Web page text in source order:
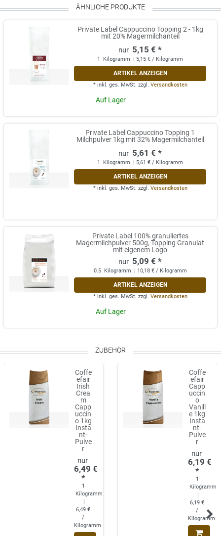
ÄHNLICHE PRODUKTE
Private Label Cappuccino Topping 2 - 1kg
mit 20% Magermilchanteil
5,15 € *
1 Kilogramm | 5,15 € / Kilogramm
ARTIKEL ANZEIGEN
* inkl. ges. MwSt. zzgl. Versandkosten
Auf Lager
Private Label Cappuccino Topping 1
Milchpulver 1kg mit 32% Magermilchanteil
5,61 € *
1 Kilogramm | 5,61 € / Kilogramm
ARTIKEL ANZEIGEN
* inkl. ges. MwSt. zzgl. Versandkosten
Private Label 100% granuliertes
Magermilchpulver 500g, Topping Granulat
mit eigenem Logo
5,09 € *
0.5 Kilogramm | 10,18 € / Kilogramm
ARTIKEL ANZEIGEN
* inkl. ges. MwSt. zzgl. Versandkosten
Auf Lager
ZUBEHÖR
Coffe
efair
Irish
Crea
m
Capp
uccin
o 1kg
Insta
nt-
Pulve
r
6,49 €
*
1
Kilogramm
|
6,49 €
/
Kilogramm
Coffe
efair
Capp
uccin
o
Vanill
e 1kg
Insta
nt-
Pulve
r
6,19 €
*
1
Kilogramm
|
6,19 €
/
Kilogramm